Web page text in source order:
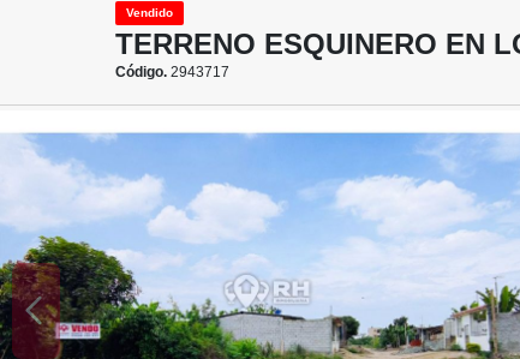
Vendido
TERRENO ESQUINERO EN
Código. 2943717